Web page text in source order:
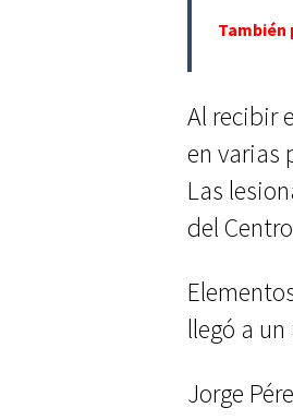
Al recibir
en varias
Las
del
llegó a
Jorge